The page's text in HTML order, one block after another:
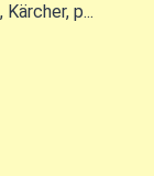
p...